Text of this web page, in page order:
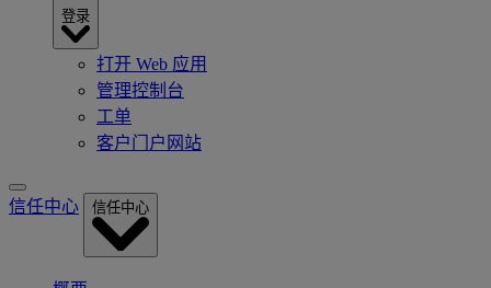
登录
打开 Web 应用
管理控制台
工单
客户门户网站
信任中心 信任中心